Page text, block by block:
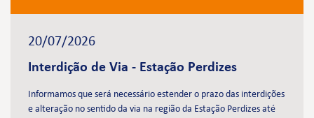
20/07/2026
Interdição de Via - Estação Perdizes
Informamos que será necessário estender o prazo das interdições
e alteração no sentido da via na região da Estação Perdizes até